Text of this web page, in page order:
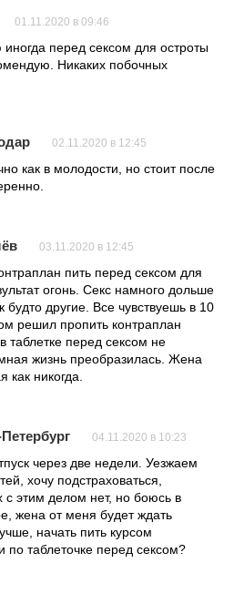
01.11.2020 в 09:46
перед сексом для остроты
Никаких побочных
02.11.2020 в 12:45
как в молодости, но стоит после
03.11.2020 в 12:45
пить перед сексом для
огонь. Секс намного дольше
другие. Все чувствуешь в 10
решил пропить контраплан
таблетке перед сексом не
жизнь преобразилась. Жена
как никогда.
04.11.2020 в 10:23
через две недели. Уезжаем
хочу подстраховаться,
с этим делом нет, но боюсь в
жена от меня будет ждать
начать пить курсом
по таблеточке перед сексом?